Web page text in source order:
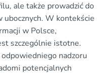
ale także prowadzić do
W kontekście
w Polsce,
szczególnie istotne.
nadzoru
potencjalnych